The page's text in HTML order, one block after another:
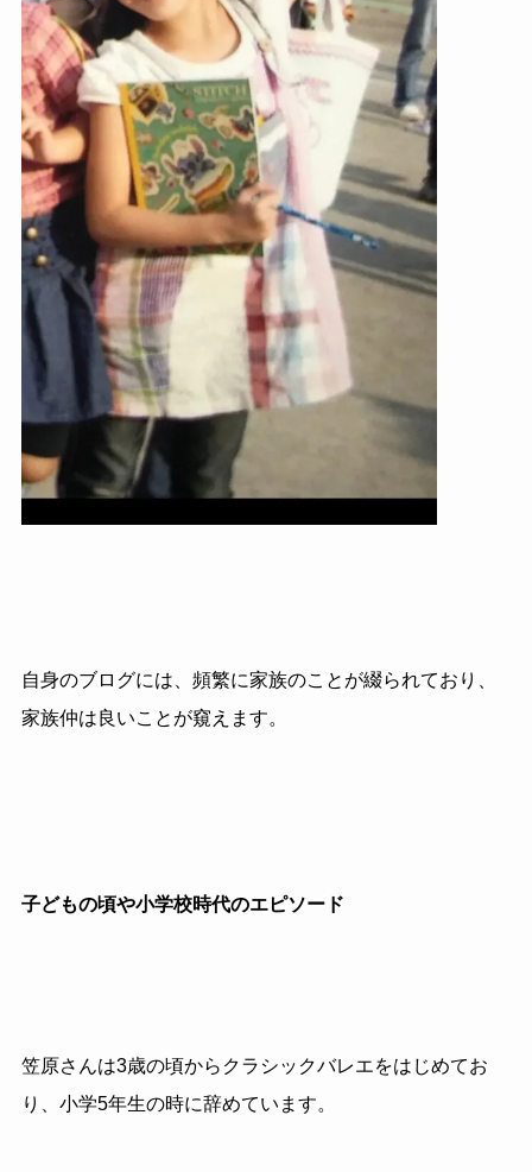
自身のブログには、頻繁に家族のことが綴られており、
家族仲は良いことが窺えます。
子どもの頃や小学校時代のエピソード
笠原さんは3歳の頃からクラシックバレエをはじめてお
り、小学5年生の時に辞めています。